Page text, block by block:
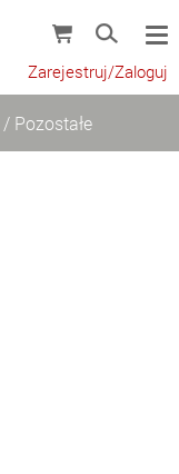
Zarejestruj/Zaloguj
/ Pozostałe